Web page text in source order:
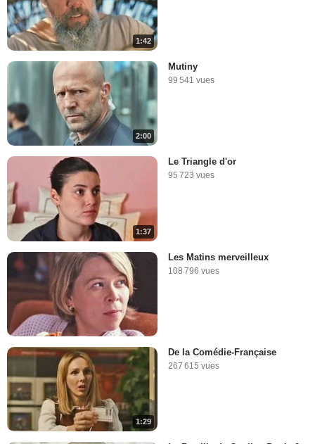
1:42
2:00
Mutiny
99 541 vues
1:37
Le Triangle d'or
95 723 vues
Les Matins merveilleux
108 796 vues
1:29
De la Comédie-Française
267 615 vues